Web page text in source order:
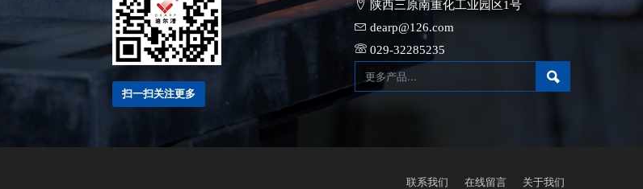
扫一扫关注更多
陕西三原南重化工业园区1号
dearp@126.com
029-32285235
联系我们 在线留言 关于我们